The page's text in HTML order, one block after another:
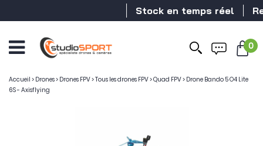
Stock en temps réel
0
Accueil > Drones> Drones FPV>Tous les drones FPV>Quad FPV> Drone Bando 5 O4 Lite
6S - Axisflying